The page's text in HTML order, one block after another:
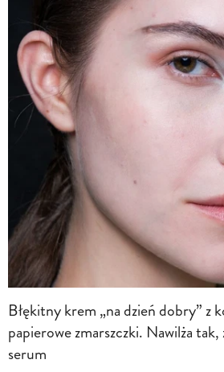
Błękitny krem „na dzień dobry” z
papierowe zmarszczki. Nawilża
serum